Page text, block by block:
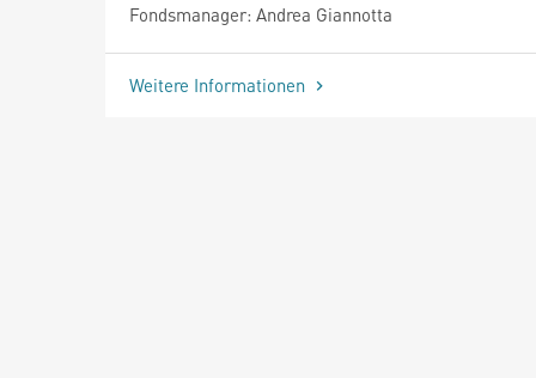
Fondsmanager: Andrea Giannotta
Weitere Informationen